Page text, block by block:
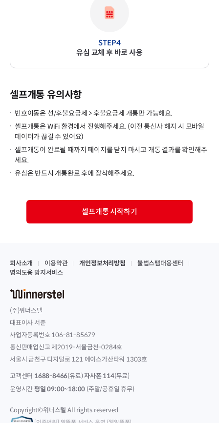
유심 교체 후 바로 사용
셀프개통 유의사항
번호이동은 선/후불요금제 > 후불요금제 개통만 가능해요.
셀프개통은 WiFi 환경에서 진행해주세요. (이전 통신사 해지 시 모바일
데이터가 끊길 수 있어요)
셀프개통이 완료될 때까지 페이지를 닫지 마시고 개통 결과를 확인해주
세요.
유심은 반드시 개통완료 후에 장착해주세요.
셀프개통 시작하기
회사소개 이용약관 개인정보처리방침
불법스팸대응센터
명의도용 방지서비스
(주)위너스텔
대표이사 서준
사업자등록번호 106-81-85679
통신판매업신고 제2019-서울금천-0284호
서울시 금천구 디지털로 121 에이스가산타워 1303호
고객센터 1688-8466(유료)자사폰 114(무료)
운영시간평일 09:00~18:00 (주말/공휴일 휴무)
Copyright©위너스텔 All rights reserved